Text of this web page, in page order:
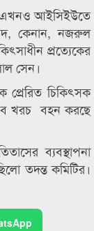
এখনও আইসিইউতে
কেনান, নজরুল
প্রত্যেকের
সেন।
প্রেরিত চিকিৎসক
খরচ বহন করছে
ব্যবস্থাপনা
তদন্ত কমিটির।